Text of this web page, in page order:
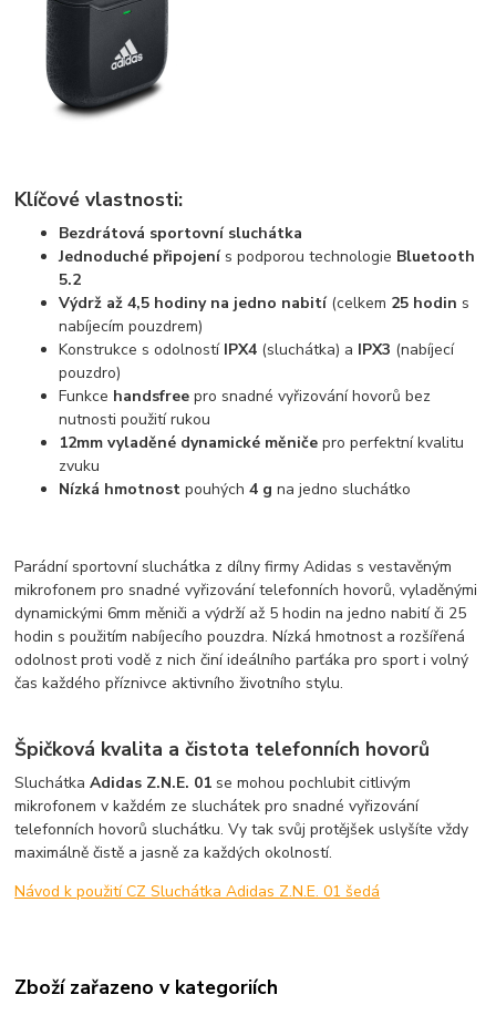
Klíčové vlastnosti:
Bezdrátová sportovní sluchátka
Jednoduché připojenís podporou technologie Bluetooth
5.2
Výdrž až 4,5 hodiny na jedno nabití (celkem 25 hodin s
nabíjecím pouzdrem)
Konstrukce s odolností IPX4 (sluchátka) a IPX3 (nabíjecí
pouzdro)
Funkce handsfreepro snadné vyřizování hovorů bez
nutnosti použití rukou
12mm vyladěné dynamické měniče pro perfektní kvalitu
zvuku
Nízká hmotnostpouhých 4 g na jedno sluchátko
Parádní sportovní sluchátka z dílny firmy Adidas s vestavěným
mikrofonem pro snadné vyřizování telefonních hovorů, vyladěnými
dynamickými 6mm měniči a výdrží až 5 hodin na jedno nabití či 25
hodin s použitím nabíjecího pouzdra. Nízká hmotnost a rozšířená
odolnost proti vodě z nich činí ideálního parťáka pro sport i volný
čas každého příznivce aktivního životního stylu.
Špičková kvalita a čistota telefonních hovorů
Sluchátka Adidas Z.N.E. 01 se mohou pochlubit citlivým
mikrofonem v každém ze sluchátek pro snadné vyřizování
telefonních hovorů sluchátku. Vy tak svůj protějšek uslyšíte vždy
maximálně čistě a jasně za každých okolností.
Návod k použití CZ Sluchátka Adidas Z.N.E. 01 šedá
Zboží zařazeno v kategoriích